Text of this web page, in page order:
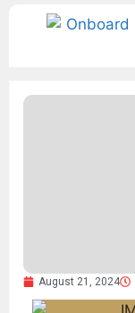
August 21, 2024